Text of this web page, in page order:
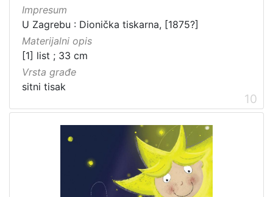
Impresum
U Zagrebu : Dionička tiskarna, [1875?]
Materijalni opis
[1] list ; 33 cm
Vrsta građe
sitni tisak
10